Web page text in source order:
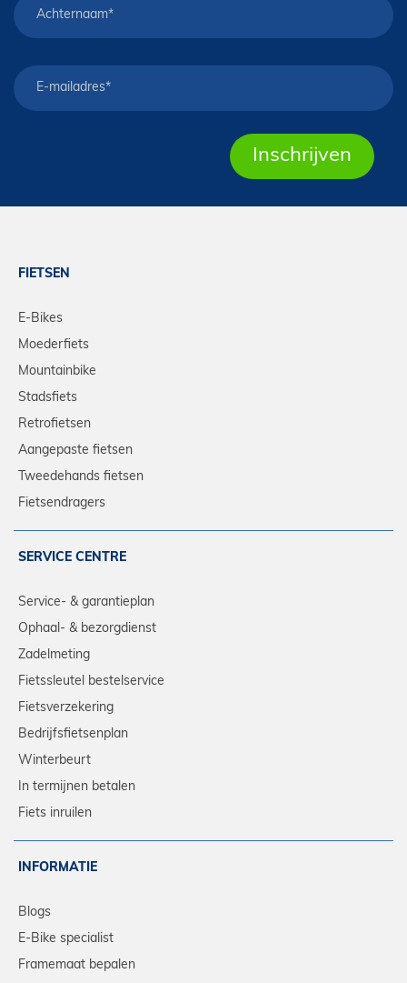
FIETSEN
E-Bikes
Moederfiets
Mountainbike
Stadsfiets
Retrofietsen
Aangepaste fietsen
Tweedehands fietsen
Fietsendragers
SERVICE CENTRE
Service- & garantieplan
Ophaal- & bezorgdienst
Zadelmeting
Fietssleutel bestelservice
Fietsverzekering
Bedrijfsfietsenplan
Winterbeurt
In termijnen betalen
Fiets inruilen
INFORMATIE
Blogs
E-Bike specialist
Framemaat bepalen